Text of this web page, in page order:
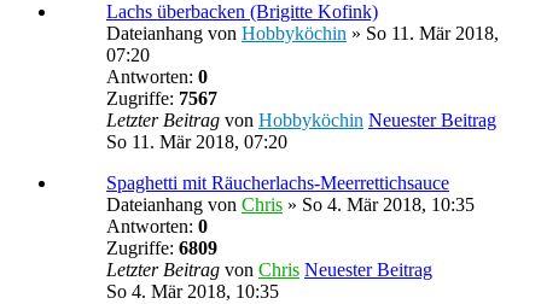
Lachs überbacken (Brigitte Kofink)
Dateianhang von Hobbyköchin » So 11. Mär 2018,
07:20
Antworten: 0
Zugriffe: 7567
Letzter Beitrag von Hobbyköchin Neuester Beitrag
So 11. Mär 2018, 07:20
Spaghetti mit Räucherlachs-Meerrettichsauce
Dateianhang von Chris » So 4. Mär 2018, 10:35
Antworten: 0
Zugriffe: 6809
Letzter Beitrag von Chris Neuester Beitrag
So 4. Mär 2018, 10:35